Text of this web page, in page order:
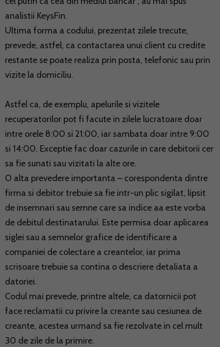
analistii KeysFin.
Ultima forma a codului, prezentat zilele trecute,
prevede, astfel, ca contactarea unui client cu credite
restante se poate realiza prin posta, telefonic sau prin
vizite la domiciliu.
Astfel ca, de exemplu, apelurile si vizitele
recuperatorilor pot fi facute in zilele lucratoare doar
intre orele 8:00 si 21:00, iar sambata doar intre 9:00
si 14:00. Exceptie fac doar cazurile in care debitorii cer
sa fie sunati sau vizitati la alte ore.
O alta prevedere importanta – corespondenta dintre
firma si debitor trebuie sa fie intr-un plic sigilat, lipsit
de insemnari sau semne care sa indice aa este vorba
de debitul destinatarului. Este permisa doar aplicarea
siglei sau a semnelor grafice de identificare a
companiei de colectare a creantelor, iar prima
scrisoare trebuie sa contina o descriere detaliata a
datoriei.
Codul mai prevede, printre altele, ca datornicii pot
face reclamatii cu privire la creante sau cesiunea de
creante, acestea urmand sa fie rezolvate in cel mult
30 de zile de la primire.